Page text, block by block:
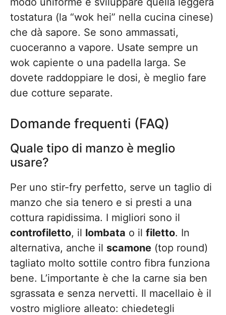
tostatura (la “wok hei” nella cucina cinese)
che dà sapore. Se sono ammassati,
cuoceranno a vapore. Usate sempre un
wok capiente o una padella larga. Se
dovete raddoppiare le dosi, è meglio fare
due cotture separate.
Domande frequenti (FAQ)
Quale tipo di manzo è meglio
usare?
Per uno stir-fry perfetto, serve un taglio di
manzo che sia tenero e si presti a una
cottura rapidissima. I migliori sono il
controfiletto, il lombata o il filetto. In
alternativa, anche il scamone (top round)
tagliato molto sottile contro fibra funziona
bene. L’importante è che la carne sia ben
sgrassata e senza nervetti. Il macellaio è il
vostro migliore alleato: chiedetegli